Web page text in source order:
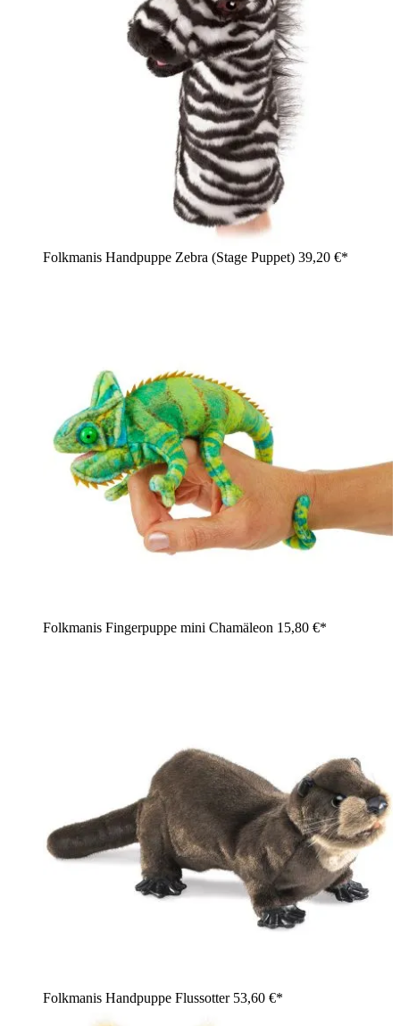
Folkmanis Handpuppe Zebra (Stage Puppet) 39,20 €*
Folkmanis Fingerpuppe mini Chamäleon 15,80 €*
Folkmanis Handpuppe Flussotter 53,60 €*